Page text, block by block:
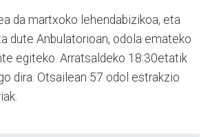
da martxoko lehendabizikoa, eta
dute Anbula­to­rioan, odola emateko
egiteko. Arratsa­l­de­ko 18:30etatik
dira. Otsailean 57 odol estrakzio